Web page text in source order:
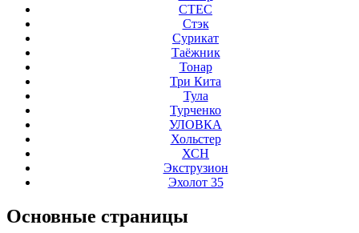
СТЕС
Стэк
Сурикат
Таёжник
Тонар
Три Кита
Тула
Турченко
УЛОВКА
Хольстер
ХСН
Экструзион
Эхолот 35
Основные страницы